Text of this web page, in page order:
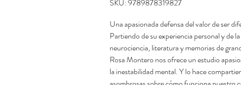
SKU: 9789878319827
Una apasionada defensa del valor de ser
Partiendo de su experiencia personal y de
neurociencia, literatura y memorias de
Rosa Montero nos ofrece un estudio
la inestabilidad mental. Y lo hace